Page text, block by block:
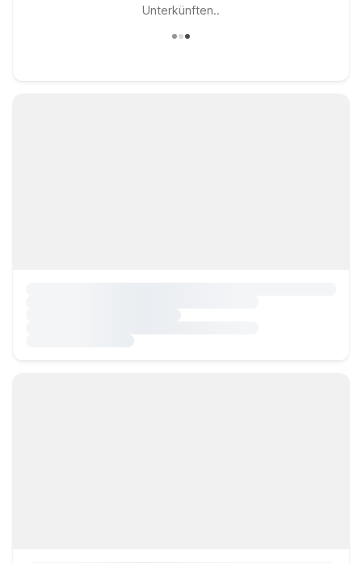
Unterkünften..